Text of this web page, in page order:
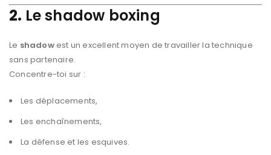
2. Le shadow boxing
Le shadowest un excellent moyen de travailler la technique
sans partenaire.
Concentre-toi sur :
Les déplacements,
Les enchaînements,
La défense et les esquives.